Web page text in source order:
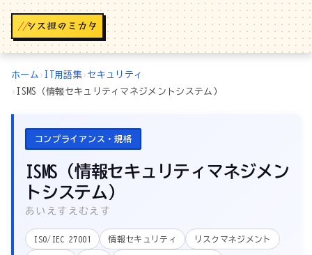
//
ホーム › IT用語集› セキュリティ
›
ISMS（情報セキュリティマネジメントシステム）
コンプライアンス・規格
ISMS（情報セキュリティマネジメン
トシステム）
あいえすえむえす
ISO/IEC 27001 情報セキュリティ リスクマネジメント